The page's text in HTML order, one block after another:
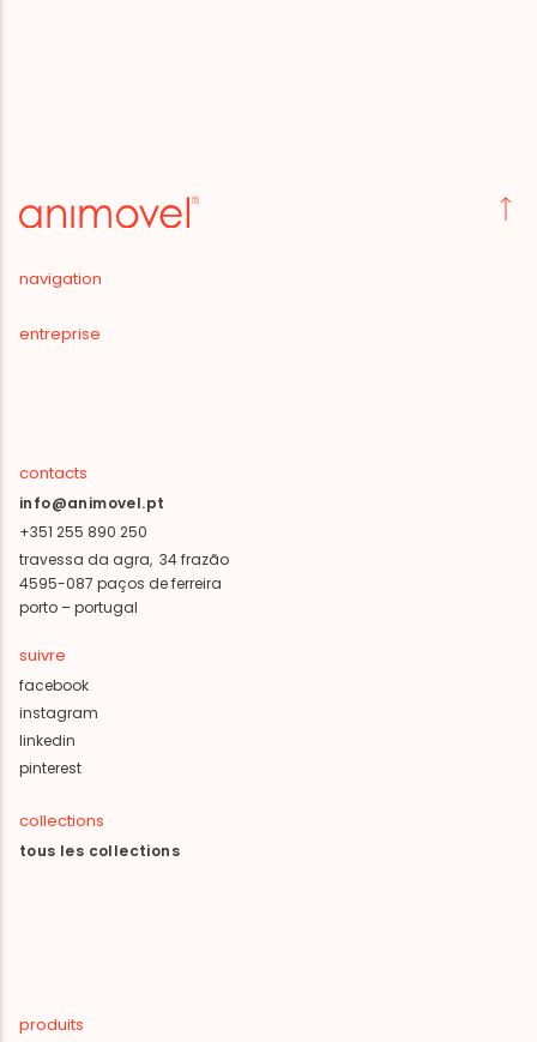
navigation
entreprise
contacts
info@animovel.pt
+351 255 890 250
travessa da agra, 34 frazão
4595-087 paços de ferreira
porto – portugal
suivre
facebook
instagram
linkedin
pinterest
collections
tous les collections
produits